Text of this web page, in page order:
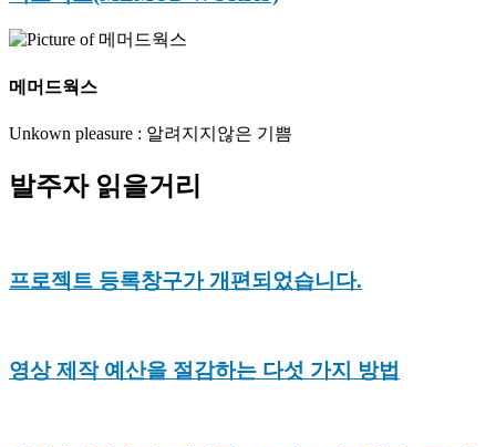
메머드웍스
Unkown pleasure : 알려지지않은 기쁨
발주자 읽을거리
프로젝트 등록창구가 개편되었습니다.
영상 제작 예산을 절감하는 다섯 가지 방법